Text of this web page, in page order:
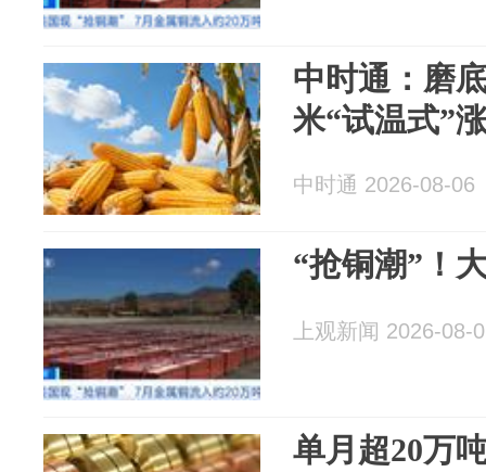
中时通：磨
米“试温式”
中时通 2026-08-06
“抢铜潮”！
上观新闻 2026-08-
单月超20万